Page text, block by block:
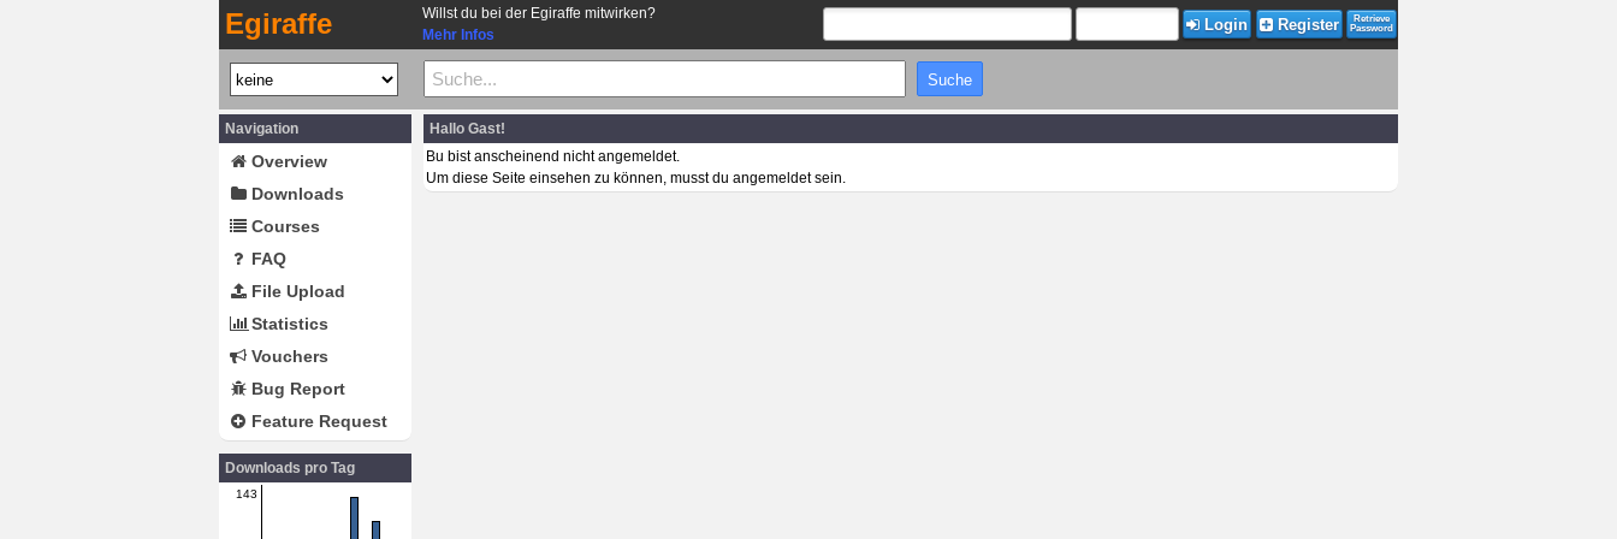
Egiraffe
Willst du bei der Egiraffe mitwirken?
Mehr Infos
Login Register
Retrieve
Password
Navigation
Overview
Downloads
Courses
FAQ
File Upload
Statistics
Vouchers
Bug Report
Feature Request
Downloads pro Tag
143
Hallo Gast!
Bu bist anscheinend nicht angemeldet.
Um diese Seite einsehen zu können, musst du angemeldet sein.